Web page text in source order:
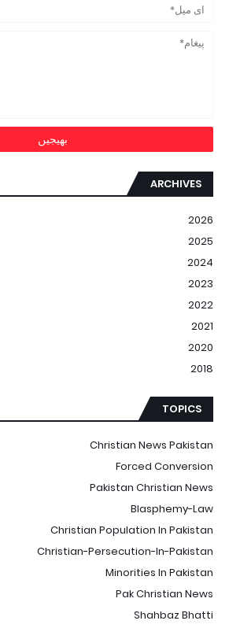
ARCHIVES
2026
2025
2024
2023
2022
2021
2020
2018
TOPICS
Christian News Pakistan
Forced Conversion
Pakistan Christian News
Blasphemy-Law
Christian Population In Pakistan
Christian-Persecution-In-Pakistan
Minorities In Pakistan
Pak Christian News
Shahbaz Bhatti